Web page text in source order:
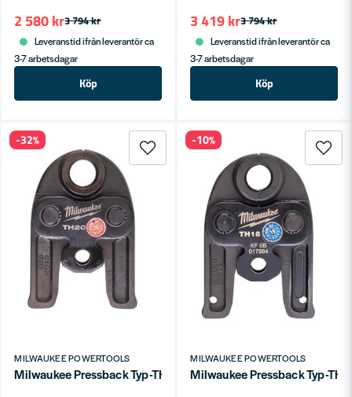
3 794 kr
2 580 kr
Leveranstid ifrån leverantör ca
3-7 arbetsdagar
Köp
3 794 kr
3 419 kr
Leveranstid ifrån leverantör ca
3-7 arbetsdagar
Köp
MILWAUKEE POWERTOOLS
Milwaukee Pressback Typ-TH M12 Ø20mm
-32%
MILWAUKEE POWERTOOLS
Milwaukee Pressback Typ-TH
-10%